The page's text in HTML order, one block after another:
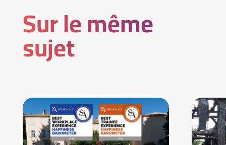
Sur le même
sujet